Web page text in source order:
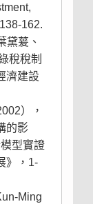
162.
黛萲、
稅稅制
濟建設
），
的影
型實證
》，1-
Ming